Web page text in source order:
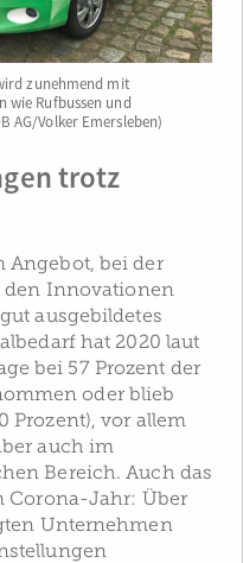
zunehmend mit
wie Rufbussen und
AG/Volker Emersleben)
trotz
Angebot, bei der
den Innovationen
ausgebildetes
hat 2020 laut
bei 57 Prozent der
oder blieb
Prozent), vor allem
auch im
Bereich. Auch das
Corona-Jahr: Über
Unternehmen